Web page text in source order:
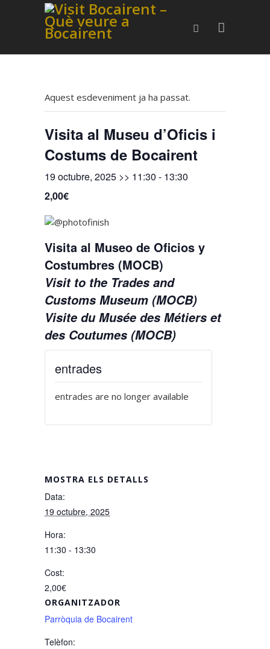
Aquest esdeveniment ja ha passat.
Visita al Museu d’Oficis i
Costums de Bocairent
19 octubre, 2025 >> 11:30 - 13:30
2,00€
Visita al Museo de Oficios y
Costumbres (MOCB)
Visit to the Trades and
Customs Museum (MOCB)
Visite du Musée des Métiers et
des Coutumes (MOCB)
MOSTRA ELS DETALLS
Data:
19 octubre, 2025
Hora:
11:30 - 13:30
Cost:
2,00€
ORGANITZADOR
Parròquia de Bocairent
Telèfon:
entrades
entrades are no longer available